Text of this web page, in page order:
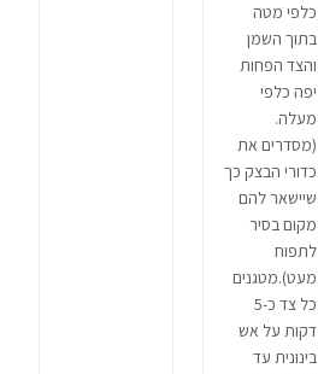
כלפי מטה
בתוך השמן
והצד הפחות
יפה כלפי
מעלה.
(מסדרים את
כדורי הבצק כך
שיישאר להם
מקום בסיר
לתפוח
מעט).מטגנים
כל צד כ-5
דקות על אש
בינונית עד